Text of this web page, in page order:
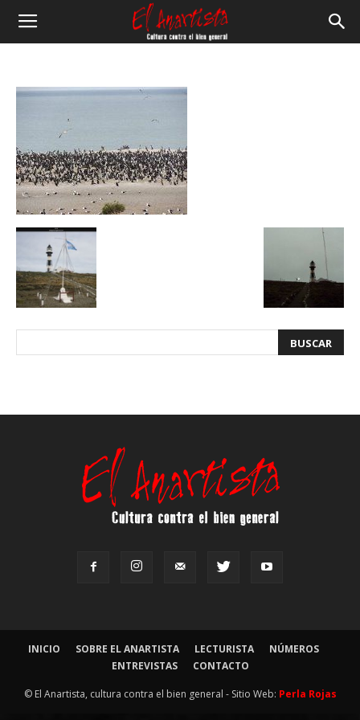
Anartista
INICIO SOBRE EL ANARTISTA LECTURISTA
NÚMEROS
ENTREVISTAS
CONTACTO
© El Anartista, cultura contra el bien general - Sitio Web: Perla Rojas